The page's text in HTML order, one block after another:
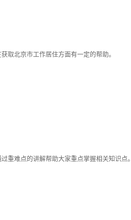
取北京市工作居住方面有一定的帮助。
重难点的讲解帮助大家重点掌握相关知识点。